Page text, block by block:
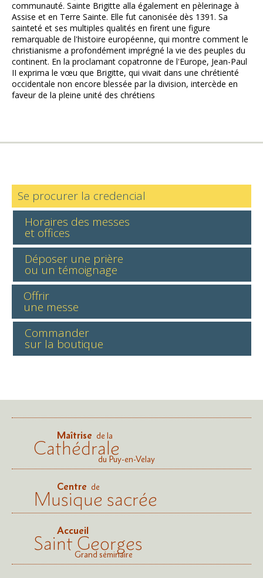
communauté. Sainte Brigitte alla également en pèlerinage à
Assise et en Terre Sainte. Elle fut canonisée dès 1391. Sa
sainteté et ses multiples qualités en firent une figure
remarquable de l'histoire européenne, qui montre comment le
christianisme a profondément imprégné la vie des peuples du
continent. En la proclamant copatronne de l'Europe, Jean-Paul
II exprima le vœu que Brigitte, qui vivait dans une chrétienté
occidentale non encore blessée par la division, intercède en
faveur de la pleine unité des chrétiens
Se procurer la credencial
Horaires des messes
et offices
Déposer une prière
ou un témoignage
Offrir
une messe
Commander
sur la boutique
Maîtrise de la
Cathédraledu Puy-en-Velay
Centre de
Musique sacrée
Accueil
Saint Georges
Grand séminaire